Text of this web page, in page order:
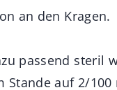
an den Kragen.
passend steril
auf 2/